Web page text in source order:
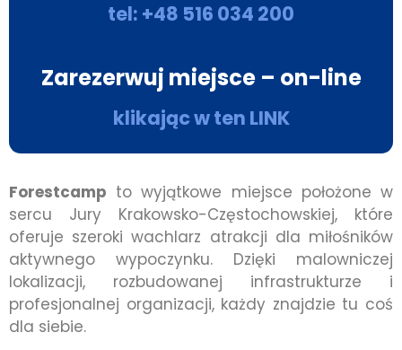
tel: +48 516 034 200
Zarezerwuj miejsce – on-line
klikając w ten LINK
Forestcamp to wyjątkowe miejsce położone w
sercu Jury Krakowsko-Częstochowskiej, które
oferuje szeroki wachlarz atrakcji dla miłośników
aktywnego wypoczynku. Dzięki malowniczej
lokalizacji, rozbudowanej infrastrukturze i
profesjonalnej organizacji, każdy znajdzie tu coś
dla siebie.